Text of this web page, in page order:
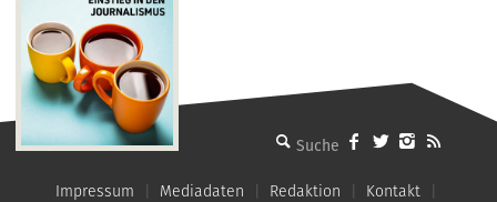
MMM - Menschen machen Medien
Impressum Mediadaten Redaktion Kontakt